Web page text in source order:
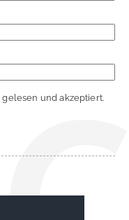
gelesen und akzeptiert.